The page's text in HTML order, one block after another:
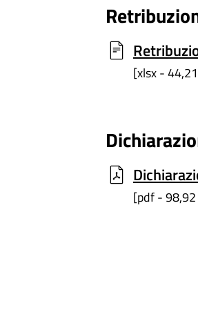
[xlsx -
[pdf - 98,92